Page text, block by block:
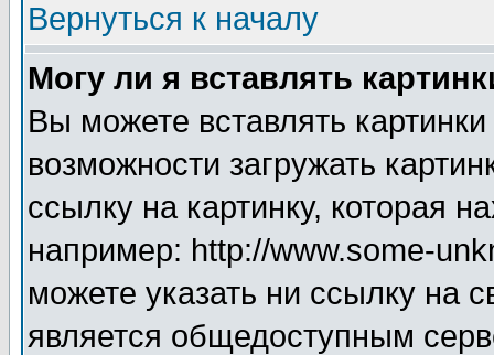
Вернуться к началу
Могу ли я вставлять
Вы можете вставлять
возможности загружать
ссылку на картинку, которая
например: http://www.some-
можете указать ни ссылку на
является общедоступным